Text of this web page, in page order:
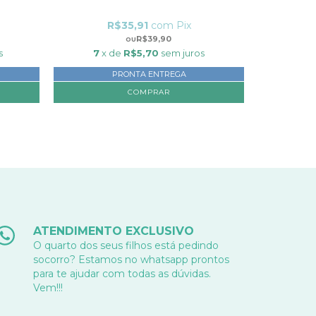
R$39,90
R$35,91 com Pix
7x de R$5,70 sem juros
PRONTA ENTREGA
COMPRAR
ATENDIMENTO EXCLUSIVO
O quarto dos seus filhos está pedindo
socorro? Estamos no whatsapp prontos
para te ajudar com todas as dúvidas.
Vem!!!